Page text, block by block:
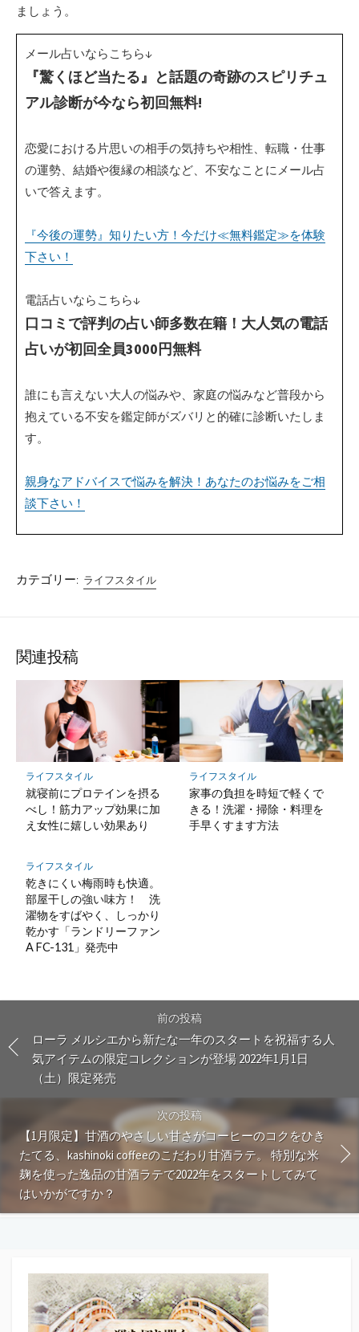
ましょう。
メール占いならこちら↓
『驚くほど当たる』と話題の奇跡のスピリチュ
アル診断が今なら初回無料!
恋愛における片思いの相手の気持ちや相性、転職・仕事
の運勢、結婚や復縁の相談など、不安なことにメール占
いで答えます。
『今後の運勢』知りたい方！今だけ≪無料鑑定≫を体験
下さい！
電話占いならこちら↓
口コミで評判の占い師多数在籍！大人気の電話
占いが初回全員3000円無料
誰にも言えない大人の悩みや、家庭の悩みなど普段から
抱えている不安を鑑定師がズバリと的確に診断いたしま
す。
親身なアドバイスで悩みを解決！あなたのお悩みをご相
談下さい！
カテゴリー: ライフスタイル
関連投稿
ライフスタイル
就寝前にプロテインを摂る
べし！筋力アップ効果に加
え女性に嬉しい効果あり
ライフスタイル
家事の負担を時短で軽くで
きる！洗濯・掃除・料理を
手早くすます方法
ライフスタイル
乾きにくい梅雨時も快適。
部屋干しの強い味方！ 洗
濯物をすばやく、しっかり
乾かす「ランドリーファン
A FC-131」発売中
前の投稿
ローラ メルシエから新たな一年のスタートを祝福する人
気アイテムの限定コレクションが登場 2022年1月1日
（土）限定発売
次の投稿
【1月限定】甘酒のやさしい甘さがコーヒーのコクをひき
たてる、kashinoki coffeeのこだわり甘酒ラテ。 特別な米
麹を使った逸品の甘酒ラテで2022年をスタートしてみて
はいかがですか？